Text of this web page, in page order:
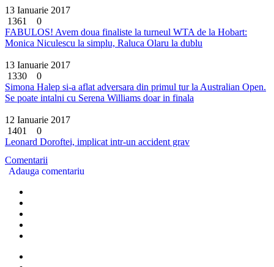
13 Ianuarie 2017
1361
0
FABULOS! Avem doua finaliste la turneul WTA de la Hobart:
Monica Niculescu la simplu, Raluca Olaru la dublu
13 Ianuarie 2017
1330
0
Simona Halep si-a aflat adversara din primul tur la Australian Open.
Se poate intalni cu Serena Williams doar in finala
12 Ianuarie 2017
1401
0
Leonard Doroftei, implicat intr-un accident grav
Comentarii
Adauga comentariu